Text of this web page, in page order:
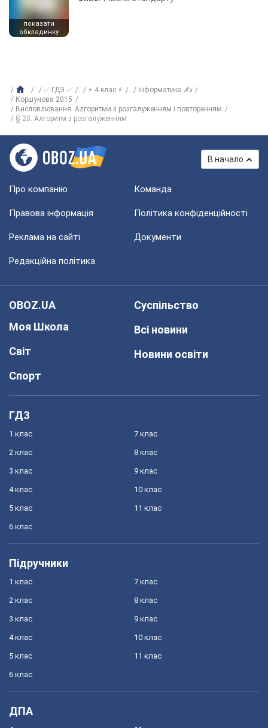
показати
обкладинку
✅ ГДЗ ✅ ⚡ 4 клас ⚡
Інформатика ✍
Коршунова 2015
Висловлювання. Алгоритми з розгалуженням і повторенням
§ 23. Алгоритм з розгалуженням
В начало
Про компанію Команда
Правова інформація Політика конфіденційності
Реклама на сайті Документи
Редакційна політика
OBOZ.UA
Моя Школа
Світ
Спорт
Суспільство
Всі новини
Новини освіти
ГДЗ
1 клас
2 клас
3 клас
4 клас
5 клас
6 клас
7 клас
8 клас
9 клас
10 клас
11 клас
Підручники
1 клас
2 клас
3 клас
4 клас
5 клас
6 клас
7 клас
8 клас
9 клас
10 клас
11 клас
ДПА